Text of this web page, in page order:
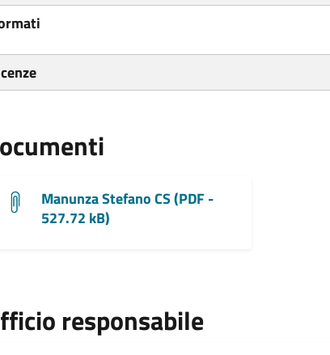
Manunza Stefano CS (PDF -
527.72 kB)
responsabile